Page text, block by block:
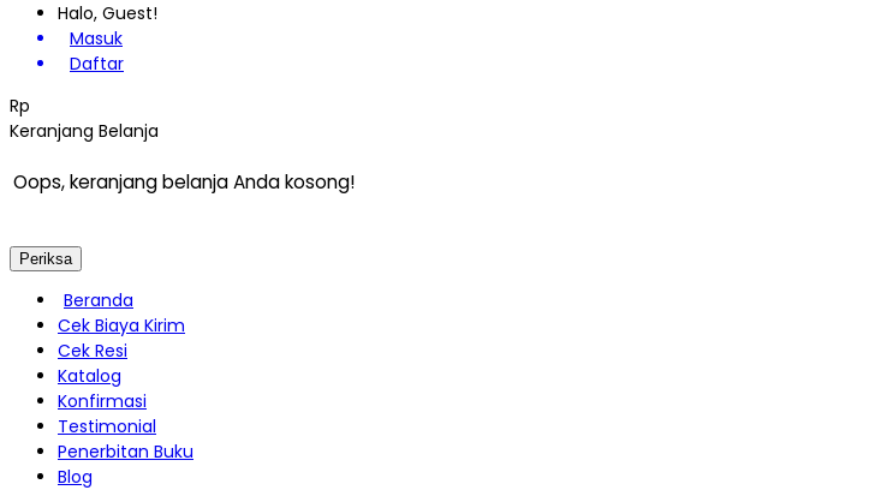
Halo, Guest!
Masuk
Daftar
Rp
Keranjang Belanja
Oops, keranjang belanja Anda kosong!
Periksa
Beranda
Cek Biaya Kirim
Cek Resi
Katalog
Konfirmasi
Testimonial
Penerbitan Buku
Blog